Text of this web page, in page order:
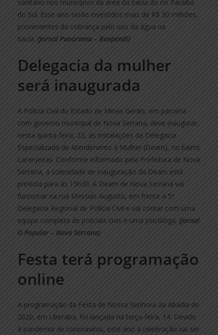
sanitário nos municípios da área da bacia do rio Paraíba
do Sul. Esse ano serão investidos mais de R$ 30 milhões,
provenientes da cobrança pelo uso da água na
bacia. (Jornal Panorama – Baependi)
Delegacia da mulher
será inaugurada
A Polícia Civil do Estado de Minas Gerais, em parceria
com governo municipal de Nova Serrana, deve inaugurar,
nesta quinta-feira, 23, as instalações da Delegacia
Especializada de Atendimento à Mulher (Deam), no bairro
Laranjeiras. Conforme informado pela Prefeitura de Nova
Serrana, a solenidade de inauguração da Deam está
prevista para às 15h30. A Deam de Nova Serrana vai
funcionar na rua Messias Augusto, em frente a 5ª
Delegacia Regional de Polícia Civil e vai contar com uma
equipe completa de policiais civis e uma psicóloga. (Jornal
O Popular – Nova Serrana)
Festa terá programação
online
A programação da Festa de Nossa Senhora da Abadia de
2020, em Uberaba, foi lançada na terça-feira, 14. Devido
à pandemia de coronavírus, este ano a celebração vai ser